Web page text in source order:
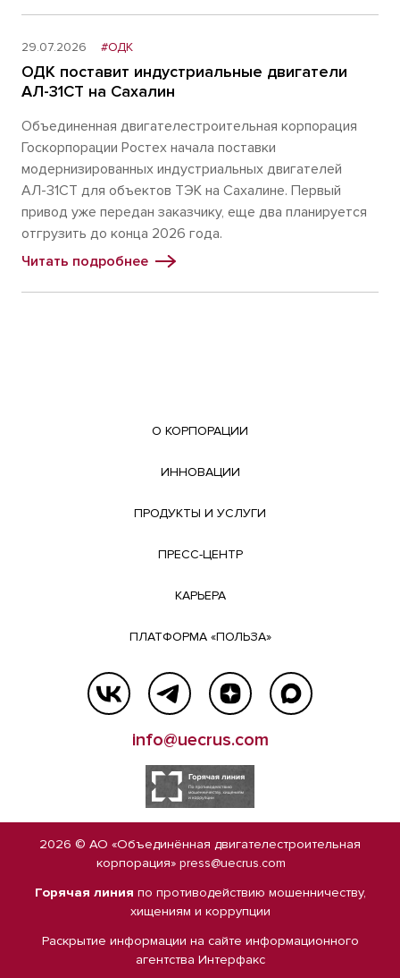
29.07.2026 #ОДК
ОДК поставит индустриальные двигатели
АЛ-31СТ на Сахалин
Объединенная двигателестроительная корпорация
Госкорпорации Ростех начала поставки
модернизированных индустриальных двигателей
АЛ-31СТ для объектов ТЭК на Сахалине. Первый
привод уже передан заказчику, еще два планируется
отгрузить до конца 2026 года.
Читать подробнее
О КОРПОРАЦИИ
ИННОВАЦИИ
ПРОДУКТЫ И УСЛУГИ
ПРЕСС-ЦЕНТР
КАРЬЕРА
ПЛАТФОРМА «ПОЛЬЗА»
info@uecrus.com
2026 © АО «Объединённая двигателестроительная
корпорация» press@uecrus.com
Горячая линия по противодействию мошенничеству,
хищениям и коррупции
Раскрытие информации на сайте информационного
агентства Интерфакс